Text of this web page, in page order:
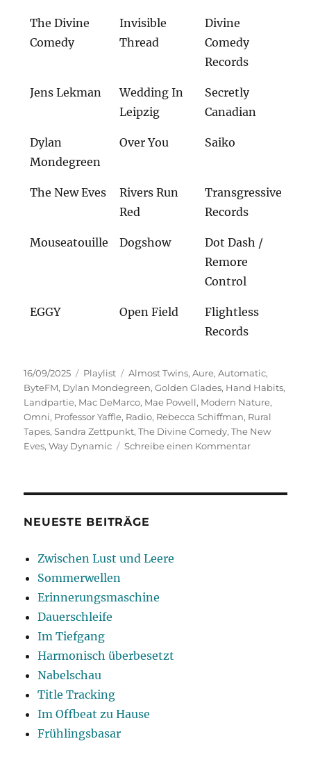
The Divine
Comedy
Invisible
Thread
Divine
Comedy
Records
Jens Lekman
Wedding In
Leipzig
Secretly
Canadian
Dylan
Mondegreen
Over You Saiko
The New Eves
Rivers Run
Red
Transgressive
Records
Mouseatouille Dogshow
Dot Dash /
Remore
Control
EGGY Open Field
Flightless
Records
Veröffentlicht
am
16/09/2025 Kategorien
Playlist Schlagwörter
Almost Twins,Aure,Automatic,
ByteFM, Dylan Mondegreen,Golden Glades, Hand Habits,
Landpartie, Mac DeMarco, Mae Powell, Modern Nature,
Omni, Professor Yaffle, Radio, Rebecca Schiffman, Rural
Tapes,Sandra Zettpunkt,The Divine Comedy,The New
Eves,Way Dynamic Schreibe einen Kommentarzu
NEUESTE BEITRÄGE
Zwischen Lust und Leere
Sommerwellen
Erinnerungsmaschine
Dauerschleife
Im Tiefgang
Harmonisch überbesetzt
Nabelschau
Title Tracking
Im Offbeat zu Hause
Frühlingsbasar